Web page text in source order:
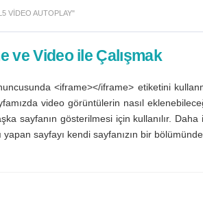
VIDEO AUTOPLAY"
ve Video ile Çalışmak
<iframe></iframe> etiketini
video görüntülerin nasıl
sayfanın gösterilmesi için kullanılır. Daha
sayfayı kendi sayfanızın bir